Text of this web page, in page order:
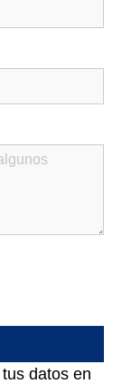
datos en